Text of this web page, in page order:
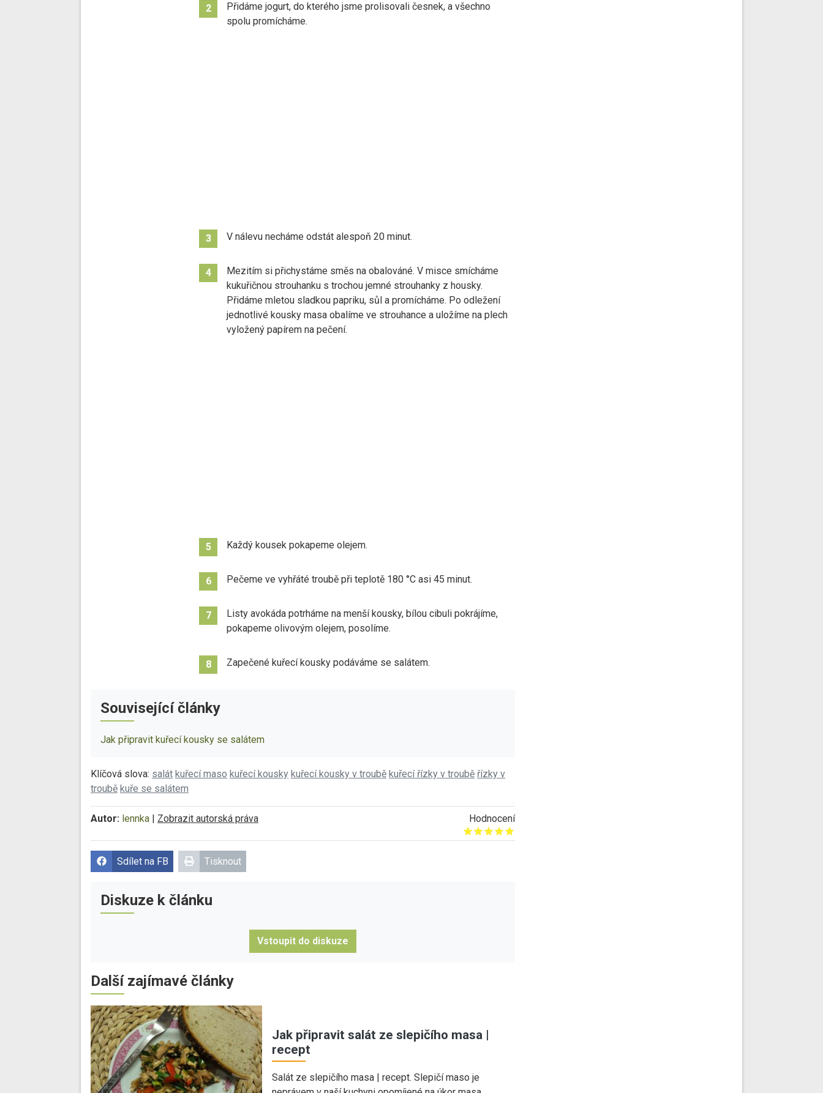
2
Přidáme jogurt, do kterého jsme prolisovali česnek, a všechno
spolu promícháme.
3 V nálevu necháme odstát alespoň 20 minut.
4
Mezitím si přichystáme směs na obalováné. V misce smícháme
kukuřičnou strouhanku s trochou jemné strouhanky z housky.
Přidáme mletou sladkou papriku, sůl a promícháme. Po odležení
jednotlivé kousky masa obalíme ve strouhance a uložíme na plech
vyložený papírem na pečení.
5 Každý kousek pokapeme olejem.
6 Pečeme ve vyhřáté troubě při teplotě 180 °C asi 45 minut.
7
Listy avokáda potrháme na menší kousky, bílou cibuli pokrájíme,
pokapeme olivovým olejem, posolíme.
8 Zapečené kuřecí kousky podáváme se salátem.
Související články
Jak připravit kuřecí kousky se salátem
Klíčová slova: salát kuřecí maso kuřecí kousky kuřecí kousky v troubě kuřecí řízky v troubě řízky v
troubě kuře se salátem
Autor: lennka Zobrazit autorská práva
Hodnocení
Give it 1/5
Give it 2/5
Give it 3/5
Give it 4/5
Give it 5/5
Sdílet na FB Tisknout
Diskuze k článku
Vstoupit do diskuze
Další zajímavé články
Jak připravit salát ze slepičího masa |
recept
Salát ze slepičího masa | recept. Slepičí maso je